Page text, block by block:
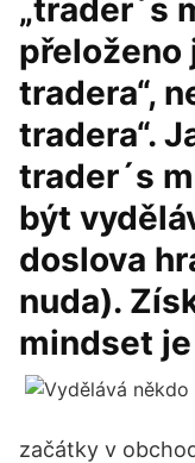
„trader´s
přeloženo
tradera“,
tradera“.
trader´s
být
doslova
nuda).
mindset
začátky v